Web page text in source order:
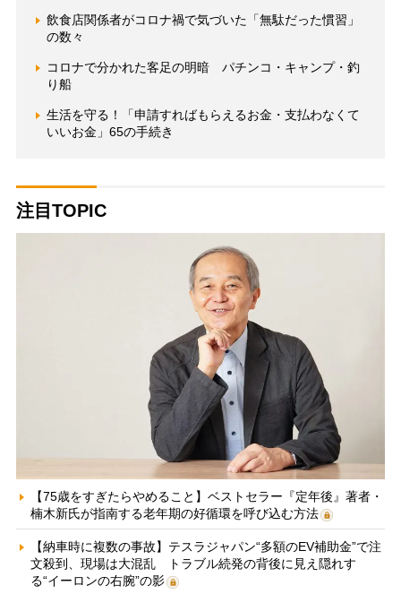
飲食店関係者がコロナ禍で気づいた「無駄だった慣習」
の数々
コロナで分かれた客足の明暗 パチンコ・キャンプ・釣
り船
生活を守る！「申請すればもらえるお金・支払わなくて
いいお金」65の手続き
注目TOPIC
【75歳をすぎたらやめること】ベストセラー『定年後』著者・
楠木新氏が指南する老年期の好循環を呼び込む方法
【納車時に複数の事故】テスラジャパン“多額のEV補助金”で注
文殺到、現場は大混乱 トラブル続発の背後に見え隠れす
る“イーロンの右腕”の影